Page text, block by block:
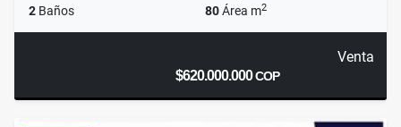
2 Baños 80Área m2
Venta
$620.000.000COP